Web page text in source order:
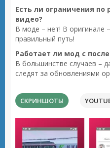
Есть ли ограничения
видео?
В моде – нет! В оригинале
правильный путь!
Работает ли мод с
В большинстве случаев –
следят за обновлениями
СКРИНШОТЫ